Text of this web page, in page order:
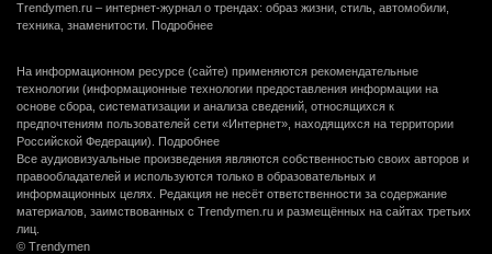
Trendymen.ru – интернет-журнал о трендах: образ жизни, стиль, автомобили,
техника, знаменитости. Подробнее
На информационном ресурсе (сайте) применяются рекомендательные
технологии (информационные технологии предоставления информации на
основе сбора, систематизации и анализа сведений, относящихся к
предпочтениям пользователей сети «Интернет», находящихся на территории
Российской Федерации). Подробнее
Все аудиовизуальные произведения являются собственностью своих авторов и
правообладателей и используются только в образовательных и
информационных целях. Редакция не несёт ответственности за содержание
материалов, заимствованных с Trendymen.ru и размещённых на сайтах третьих
лиц.
© Trendymen